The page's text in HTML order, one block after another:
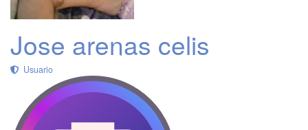
Jose arenas celis
Usuario